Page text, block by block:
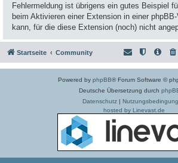
Fehlermeldung ist übrigens ein gutes Beispiel
beim Aktivieren einer Extension in einer
kann, für die diese Extension (noch) nicht
Startseite Community
Powered by phpBB® Forum Software ©
Deutsche Übersetzung durch
Datenschutz|
hosted by Linevast.de